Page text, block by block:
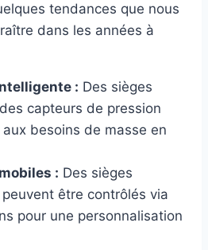
tendances que nous
dans les années à
: Des sièges
capteurs de pression
aux besoins de masse en
: Des sièges
être contrôlés via
pour une personnalisation